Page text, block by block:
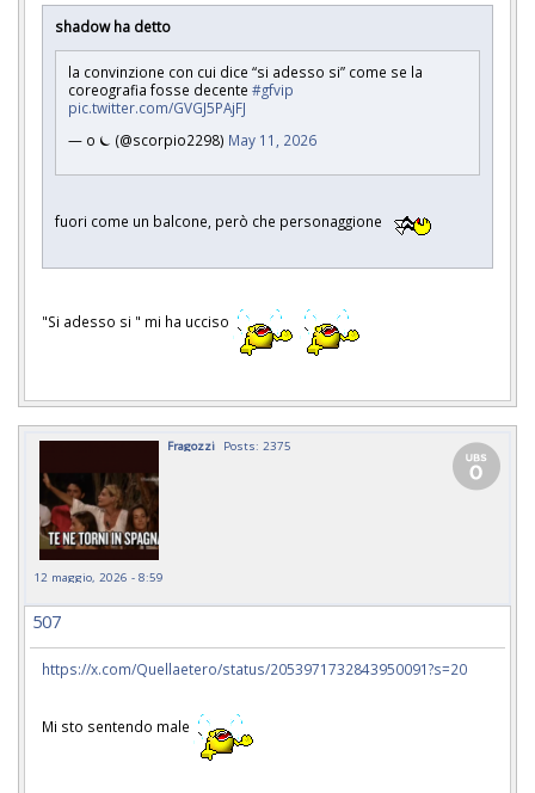
shadow ha detto
la convinzione con cui dice “si adesso si” come se la
coreografia fosse decente #gfvip
pic.twitter.com/GVGJ5PAjFJ
— o ⏾ (@scorpio2298) May 11, 2026
fuori come un balcone, però che personaggione
"Si adesso si " mi ha ucciso
Fragozzi Posts: 2375
12 maggio, 2026 - 8:59
507
https://x.com/Quellaetero/status/2053971732843950091?s=20
Mi sto sentendo male